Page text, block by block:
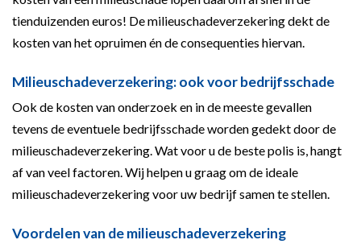
tienduizenden euros! De milieuschadeverzekering dekt de
kosten van het opruimen én de consequenties hiervan.
Milieuschadeverzekering: ook voor bedrijfsschade
Ook de kosten van onderzoek en in de meeste gevallen
tevens de eventuele bedrijfsschade worden gedekt door de
milieuschadeverzekering. Wat voor u de beste polis is, hangt
af van veel factoren. Wij helpen u graag om de ideale
milieuschadeverzekering voor uw bedrijf samen te stellen.
Voordelen van de milieuschadeverzekering